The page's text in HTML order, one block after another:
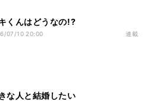
くんはどうなの!?
07/10 20:00 連載
な人と結婚したい